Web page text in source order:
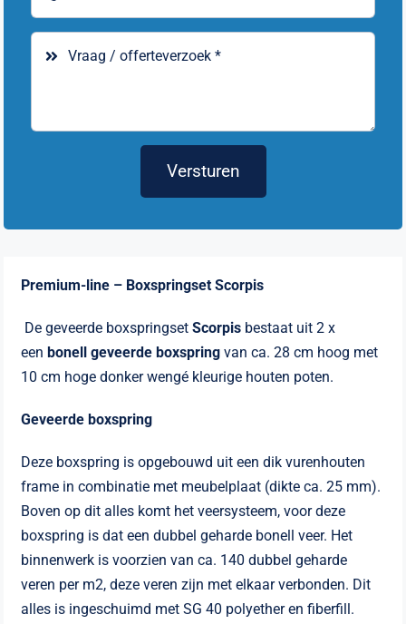
Versturen
Premium-line – Boxspringset Scorpis
De geveerde boxspringsetScorpis bestaat uit 2 x
een bonell geveerde boxspring van ca. 28 cm hoog met
10 cm hoge donker wengé kleurige houten poten.
Geveerde boxspring
Deze boxspring is opgebouwd uit een dik vurenhouten
frame in combinatie met meubelplaat (dikte ca. 25 mm).
Boven op dit alles komt het veersysteem, voor deze
boxspring is dat een dubbel geharde bonell veer. Het
binnenwerk is voorzien van ca. 140 dubbel geharde
veren per m2, deze veren zijn met elkaar verbonden. Dit
alles is ingeschuimd met SG 40 polyether en fiberfill.